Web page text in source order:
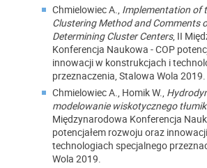
Chmielowiec A., Implementation of
Clustering Method and Comments
Determining Cluster Centers, II
Konferencja Naukowa - COP
innowacji w konstrukcjach i
przeznaczenia, Stalowa Wola 2019.
Chmielowiec A., Homik W.,
modelowanie wiskotycznego
Międzynarodowa Konferencja
potencjałem rozwoju oraz
technologiach specjalnego
Wola 2019.